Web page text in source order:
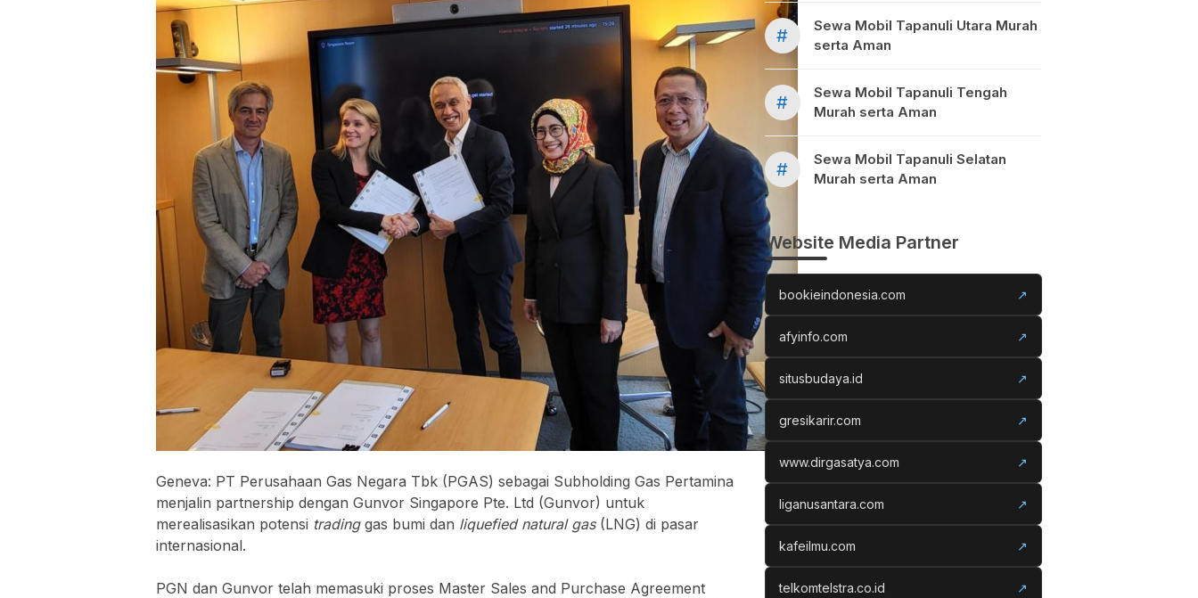
Geneva: PT Perusahaan Gas Negara Tbk (PGAS) sebagai Subholding Gas Pertamina
menjalin partnership dengan Gunvor Singapore Pte. Ltd (Gunvor) untuk
merealisasikan potensi trading gas bumi dan liquefied natural gas (LNG) di pasar
internasional.
PGN dan Gunvor telah memasuki proses Master Sales and Purchase Agreement
#
Sewa Mobil Tapanuli Utara Murah
serta Aman
#
Sewa Mobil Tapanuli Tengah
Murah serta Aman
#
Sewa Mobil Tapanuli Selatan
Murah serta Aman
Website Media Partner
bookieindonesia.com ↗
afyinfo.com ↗
situsbudaya.id ↗
gresikarir.com ↗
www.dirgasatya.com ↗
liganusantara.com ↗
kafeilmu.com ↗
telkomtelstra.co.id ↗